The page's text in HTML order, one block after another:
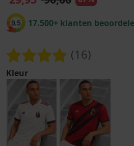
9.5 17.500+ klanten
(16)
Kleur